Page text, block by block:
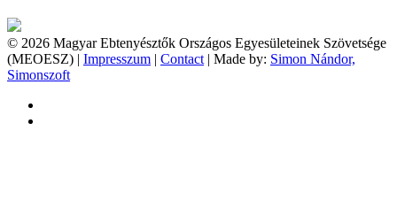
© 2026 Magyar Ebtenyésztők Országos Egyesületeinek Szövetsége
(MEOESZ) | Impresszum | Contact | Made by: Simon Nándor,
Simonszoft